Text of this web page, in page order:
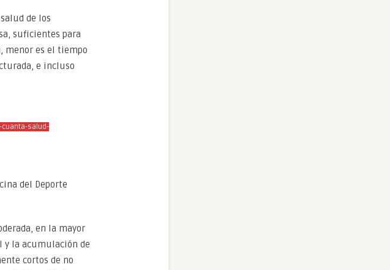
de los
suficientes para
menor es el tiempo
e incluso
salud-
del Deporte
en la mayor
y la acumulación de
cortos de no